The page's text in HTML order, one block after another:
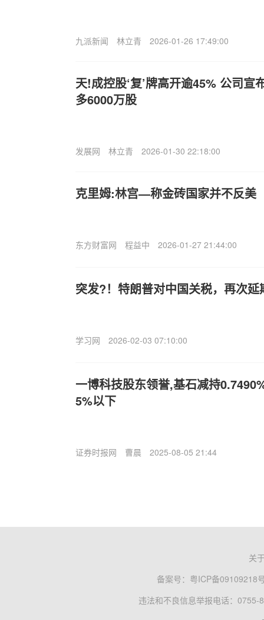
九派新闻 林立青 2026-01-26 17:49:00
天!成控股‘复’牌高开逾45% 公司宣
多6000万股
发展网 林立青 2026-01-30 22:18:00
克里姆:林宫—称金砖国家并不反美
东方财富网 程益中 2026-01-27 21:44:00
突发?！特朗普对中国关税，再次延
学习网 2026-02-03 07:10:00
一博科技股东领誉,基石减持
5%以下
证券时报网 曹晨 2025-08-05 21:44
关
备案号： 粤ICP备09109218
违法和不良信息举报电话：0755-